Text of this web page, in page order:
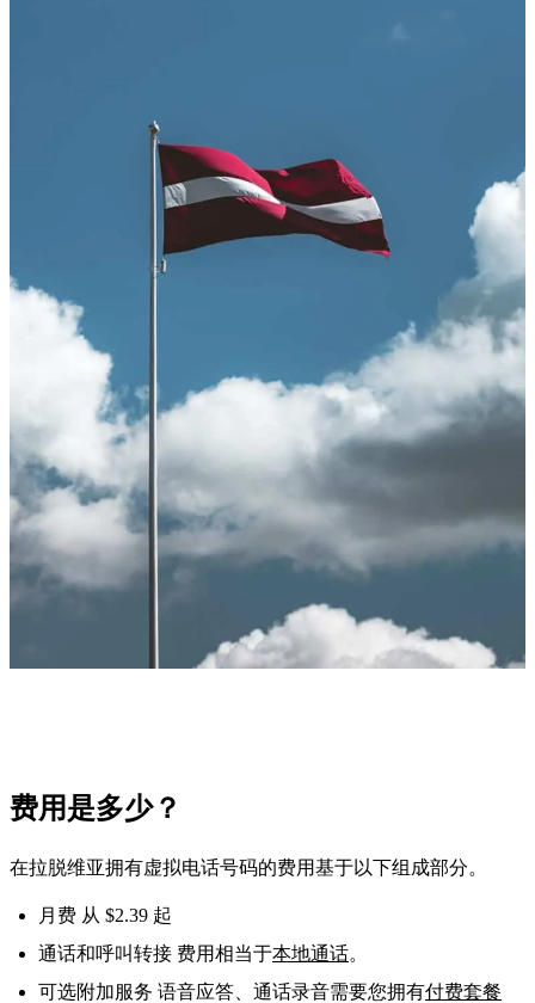
费用是多少？
在拉脱维亚拥有虚拟电话号码的费用基于以下组成部分。
月费 从 $2.39 起
通话和呼叫转接 费用相当于本地通话。
可选附加服务 语音应答、通话录音需要您拥有付费套餐